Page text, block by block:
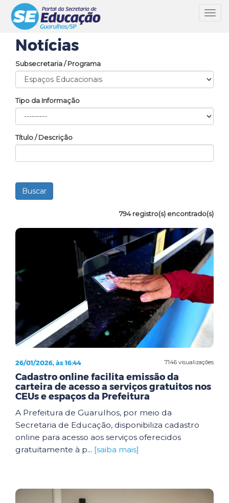
Notícias
Subsecretaria / Programa
Tipo da Informação
Título / Descrição
794 registro(s) encontrado(s)
7146 visualizações
26/01/2026, às 16:44
Cadastro online facilita emissão da
carteira de acesso a serviços gratuitos nos
CEUs e espaços da Prefeitura
A Prefeitura de Guarulhos, por meio da
Secretaria de Educação, disponibiliza cadastro
online para acesso aos serviços oferecidos
gratuitamente à p... [saiba mais]